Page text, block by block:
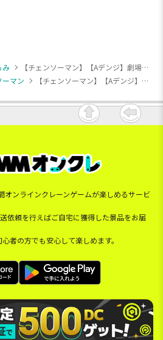
み
【チェンソーマン】【Aデンジ】劇場版『チェンソーマン レゼ篇』 寝そべりぬいぐるみ
ーマン 【チェンソーマン】【Aデンジ】劇場版『チェンソーマン レゼ篇』 寝そべりぬいぐるみ
オンラインクレーンゲームが楽しめるサービ
依頼を行えばご自宅に獲得した景品をお届
者の方でも安心して楽しめます。